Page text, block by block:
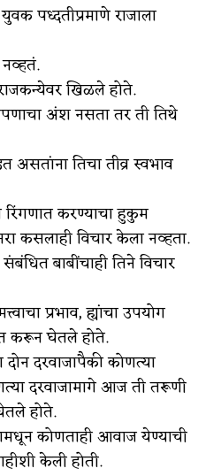
पध्दतीप्रमाणे राजाला
खिळले होते.
अंश नसता तर ती तिथे
तिचा तीव्र स्वभाव
रिंगणात करण्याचा हुकुम
कसलाही विचार केला नव्हता.
बाबींचाही तिने विचार
प्रभाव, ह्यांचा उपयोग
करून घेतले होते.
दरवाजापैकी कोणत्या
दरवाजामागे आज ती तरूणी
होते.
कोणताही आवाज येण्याची
केली होती.